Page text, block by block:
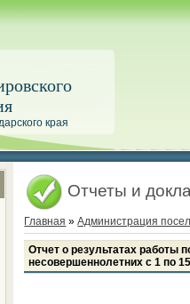
края
Отчеты и
Главная »Администрация
Отчет о результатах работы
несовершеннолетних с 1 по